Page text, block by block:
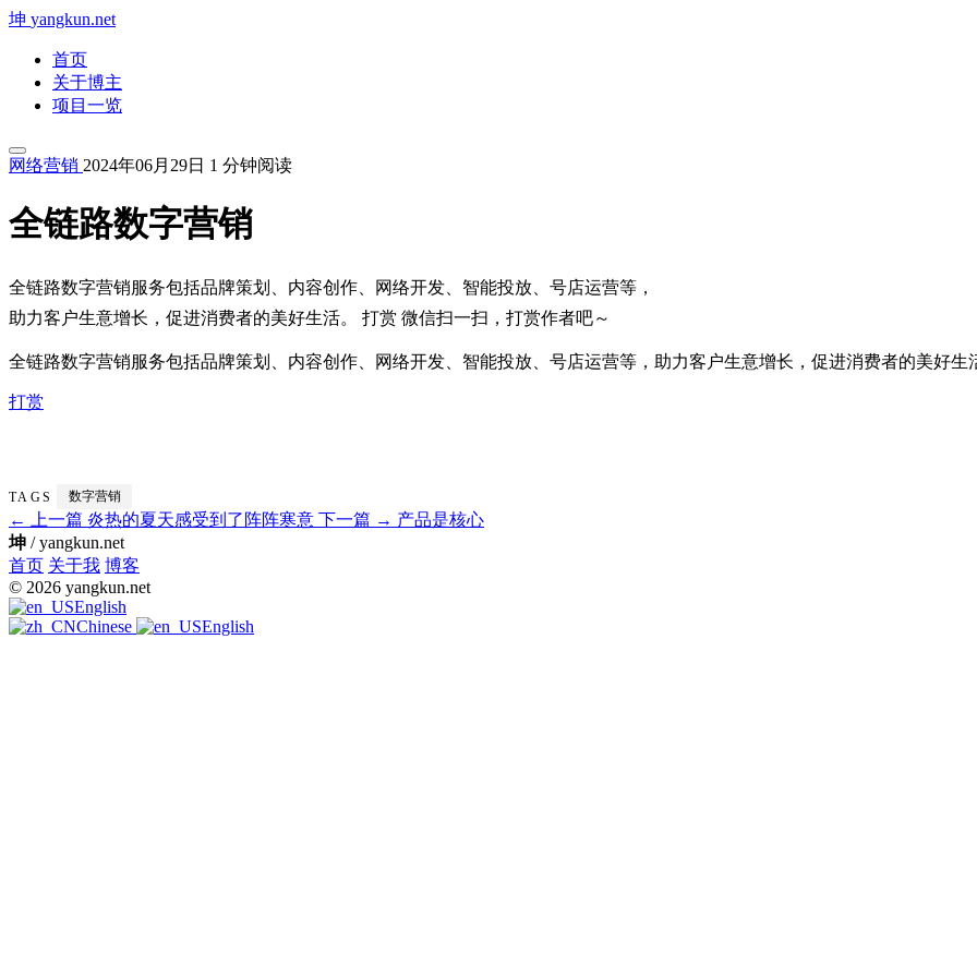
坤 yangkun.net
首页
关于博主
项目一览
网络营销 2024年06月29日 1 分钟阅读
全链路数字营销
全链路数字营销服务包括品牌策划、内容创作、网络开发、智能投放、号店运营等，
助力客户生意增长，促进消费者的美好生活。 打赏 微信扫一扫，打赏作者吧～
全链路数字营销服务包括品牌策划、内容创作、网络开发、智能投放、号店运营等，助力客户生意增长，促进消费者的美好生
打赏
TAGS 数字营销
← 上一篇 炎热的夏天感受到了阵阵寒意 下一篇 → 产品是核心
坤 / yangkun.net
首页 关于我 博客
© 2026 yangkun.net
English
Chinese
English